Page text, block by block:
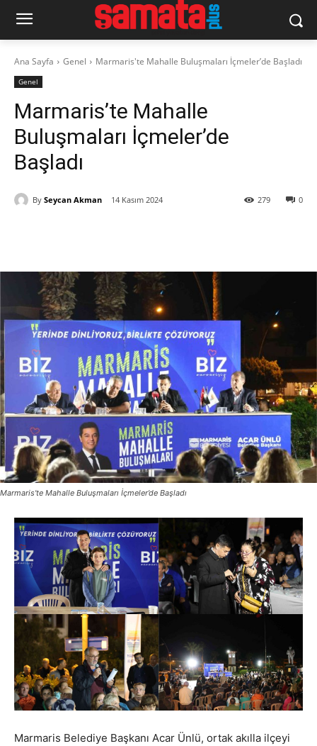
Ana Sayfa Genel Marmaris'te Mahalle Buluşmaları İçmeler’de Başladı
Genel
Marmaris’te Mahalle
Buluşmaları İçmeler’de
Başladı
By Seycan Akman 14 Kasım 2024 0
279
Marmaris'te Mahalle Buluşmaları İçmeler’de Başladı
Marmaris Belediye Başkanı Acar Ünlü, ortak akılla ilçeyi